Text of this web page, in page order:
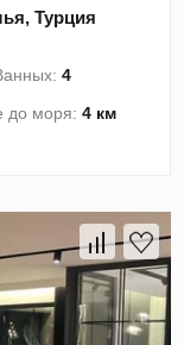
Турция
4
до моря:4 км